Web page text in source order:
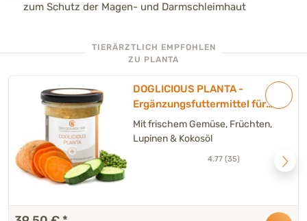
zum Schutz der Magen- und Darmschleimhaut
TIERÄRZTLICH EMPFOHLEN
ZU PLANTA
DOGLICIOUS PLANTA -
Ergänzungsfuttermittel für
Hunde - Sparpackung 6 x
290 g
Mit frischem Gemüse, Früchten,
Lupinen & Kokosöl
4.77 (35)